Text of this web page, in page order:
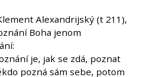
Alexandrijský (t 211),
Boha jenom
je, jak se zdá, poznat
pozná sám sebe, potom